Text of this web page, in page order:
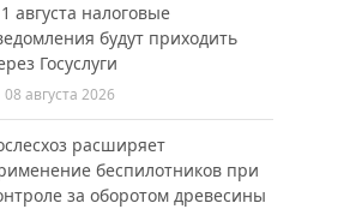
августа налоговые
будут приходить
Госуслуги
08 августа 2026
расширяет
беспилотников при
за оборотом древесины